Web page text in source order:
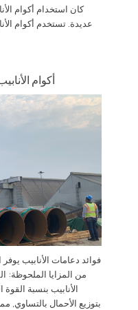
كان استخدام أكوام
عديدة. تستخدم أكوام
أكوام
فوائد دعامات الأنابيب
من المزايا الملحوظة:
الأنابيب بنسبة القوة
بتوزيع الأحمال